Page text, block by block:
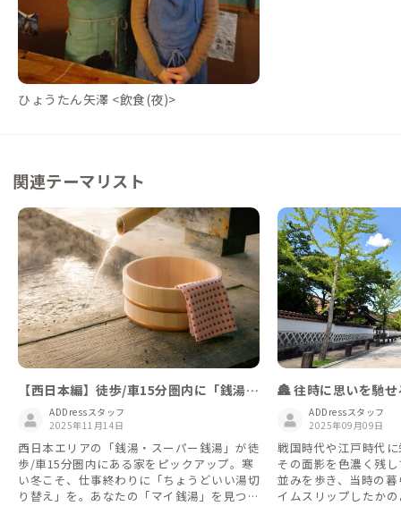
ひょうたん矢澤 <飲食(夜)>
関連テーマリスト
【西日本編】徒歩/車15分圏内に「銭湯」
がある家ADDressスタッフ
2025年11月14日
西日本エリアの「銭湯・スーパー銭湯」が徒
歩/車15分圏内にある家をピックアップ。寒
い冬こそ、仕事終わりに「ちょうどいい湯切
り替え」を。あなたの「マイ銭湯」を見つけ
🏯 往時に思いを馳
ADDressスタッフ
2025年09月09日
戦国時代や江戸時代
その面影を色濃く残
並みを歩き、当時の
イムスリップしたか